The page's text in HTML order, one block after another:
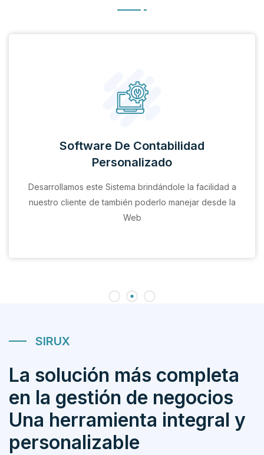
Software De Contabilidad
Personalizado
Desarrollamos este Sistema brindándole la facilidad a
nuestro cliente de también poderlo manejar desde la
Web
SIRUX
La solución más completa
en la gestión de negocios
Una herramienta integral y
personalizable